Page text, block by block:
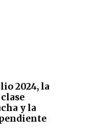
2024, la
y la